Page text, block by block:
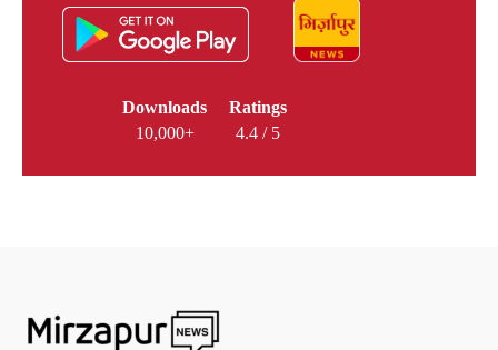
Downloads
10,000+
Ratings
4.4 / 5